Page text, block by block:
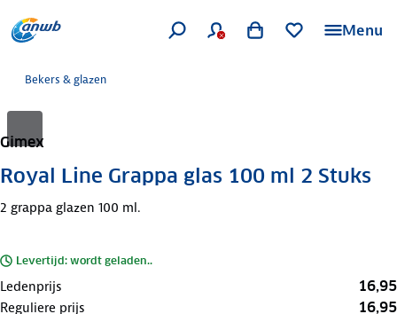
Menu
Bekers & glazen
Gimex
Royal Line Grappa glas 100 ml 2 Stuks
2 grappa glazen 100 ml.
Levertijd: wordt geladen..
Ledenprijs 16,95
Reguliere prijs 16,95